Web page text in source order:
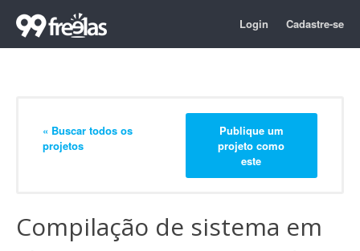
Login Cadastre-se
« Buscar todos os
projetos
Publique um
projeto como
este
Compilação de sistema em